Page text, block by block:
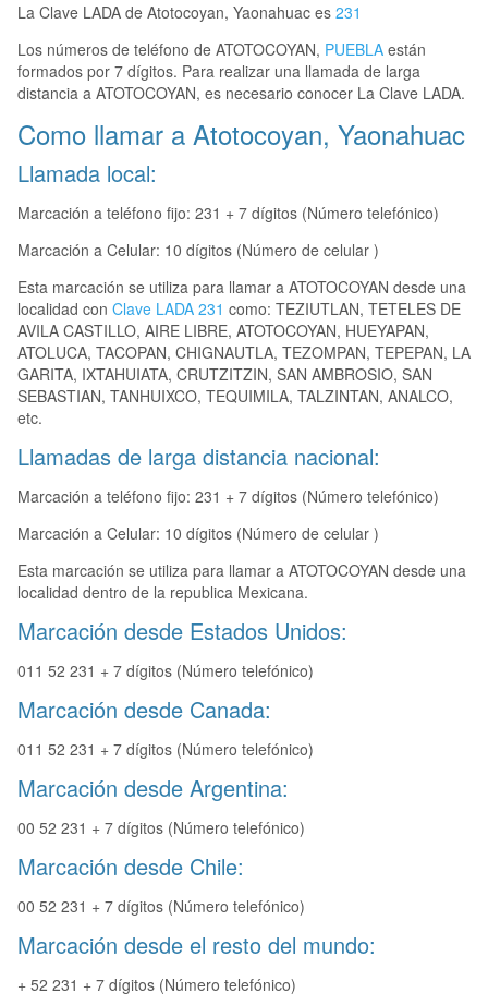
La Clave LADA de Atotocoyan, Yaonahuac es 231
Los números de teléfono de ATOTOCOYAN, PUEBLA están
formados por 7 dígitos. Para realizar una llamada de larga
distancia a ATOTOCOYAN, es necesario conocer La Clave LADA.
Como llamar a Atotocoyan, Yaonahuac
Llamada local:
Marcación a teléfono fijo: 231 + 7 dígitos (Número telefónico)
Marcación a Celular: 10 dígitos (Número de celular )
Esta marcación se utiliza para llamar a ATOTOCOYAN desde una
localidad con Clave LADA 231 como: TEZIUTLAN, TETELES DE
AVILA CASTILLO, AIRE LIBRE, ATOTOCOYAN, HUEYAPAN,
ATOLUCA, TACOPAN, CHIGNAUTLA, TEZOMPAN, TEPEPAN, LA
GARITA, IXTAHUIATA, CRUTZITZIN, SAN AMBROSIO, SAN
SEBASTIAN, TANHUIXCO, TEQUIMILA, TALZINTAN, ANALCO,
etc.
Llamadas de larga distancia nacional:
Marcación a teléfono fijo: 231 + 7 dígitos (Número telefónico)
Marcación a Celular: 10 dígitos (Número de celular )
Esta marcación se utiliza para llamar a ATOTOCOYAN desde una
localidad dentro de la republica Mexicana.
Marcación desde Estados Unidos:
011 52 231 + 7 dígitos (Número telefónico)
Marcación desde Canada:
011 52 231 + 7 dígitos (Número telefónico)
Marcación desde Argentina:
00 52 231 + 7 dígitos (Número telefónico)
Marcación desde Chile:
00 52 231 + 7 dígitos (Número telefónico)
Marcación desde el resto del mundo:
+ 52 231 + 7 dígitos (Número telefónico)